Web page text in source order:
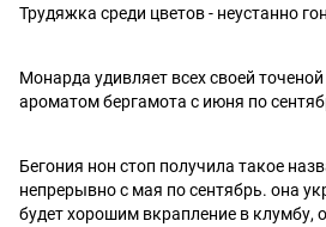
Трудяжка среди цветов - неустанно
Монарда удивляет всех своей
ароматом бергамота с июня по
Бегония нон стоп получила такое
непрерывно с мая по сентябрь. она
будет хорошим вкрапление в клумбу,